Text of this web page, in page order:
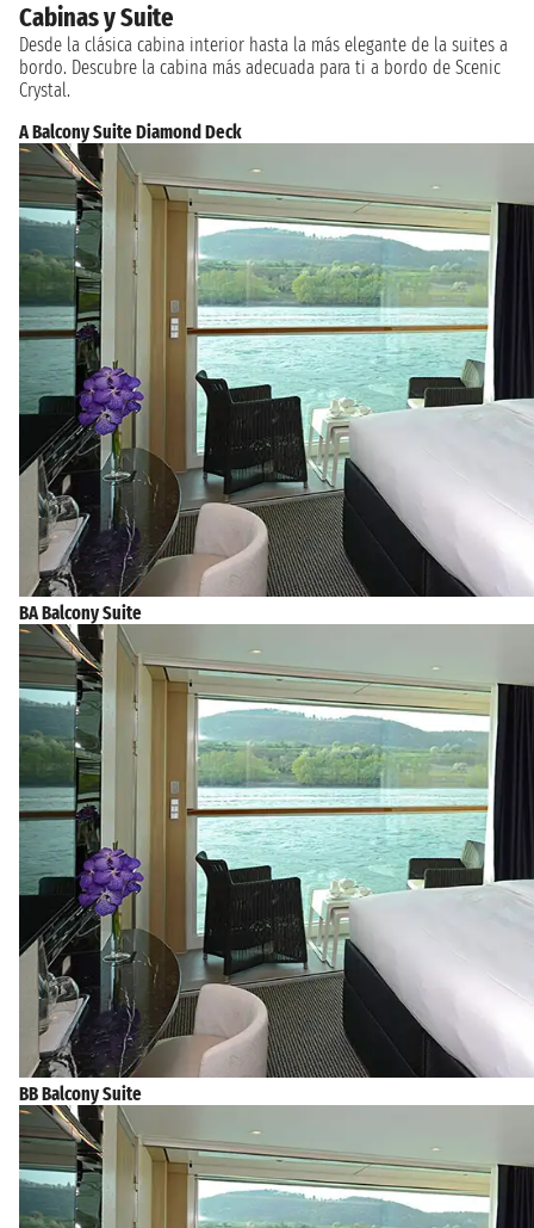
Cabinas y Suite
Desde la clásica cabina interior hasta la más elegante de la suites a
bordo. Descubre la cabina más adecuada para ti a bordo de Scenic
Crystal.
A Balcony Suite Diamond Deck
BA Balcony Suite
BB Balcony Suite